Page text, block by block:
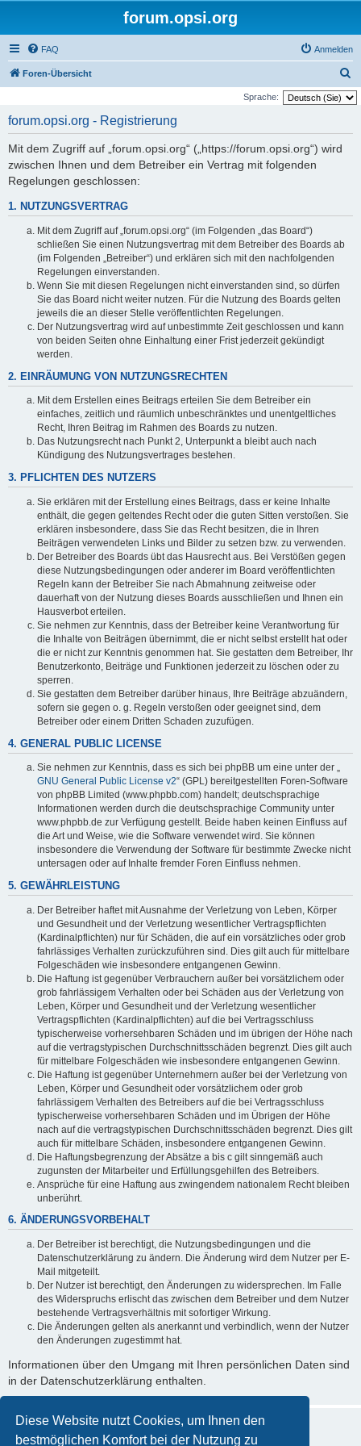
Diese Website nutzt Cookies, um Ihnen den
bestmöglichen Komfort bei der Nutzung zu
forum.opsi.org
FAQ Anmelden
Foren-Übersicht
u
Sprache:
forum.opsi.org - Registrierung
Mit dem Zugriff auf „forum.opsi.org“ („https://forum.opsi.org“) wird
zwischen Ihnen und dem Betreiber ein Vertrag mit folgenden
Regelungen geschlossen:
1. NUTZUNGSVERTRAG
Mit dem Zugriff auf „forum.opsi.org“ (im Folgenden „das Board“)
schließen Sie einen Nutzungsvertrag mit dem Betreiber des Boards ab
(im Folgenden „Betreiber“) und erklären sich mit den nachfolgenden
Regelungen einverstanden.
Wenn Sie mit diesen Regelungen nicht einverstanden sind, so dürfen
Sie das Board nicht weiter nutzen. Für die Nutzung des Boards gelten
jeweils die an dieser Stelle veröffentlichten Regelungen.
Der Nutzungsvertrag wird auf unbestimmte Zeit geschlossen und kann
von beiden Seiten ohne Einhaltung einer Frist jederzeit gekündigt
werden.
2. EINRÄUMUNG VON NUTZUNGSRECHTEN
Mit dem Erstellen eines Beitrags erteilen Sie dem Betreiber ein
einfaches, zeitlich und räumlich unbeschränktes und unentgeltliches
Recht, Ihren Beitrag im Rahmen des Boards zu nutzen.
Das Nutzungsrecht nach Punkt 2, Unterpunkt a bleibt auch nach
Kündigung des Nutzungsvertrages bestehen.
3. PFLICHTEN DES NUTZERS
Sie erklären mit der Erstellung eines Beitrags, dass er keine Inhalte
enthält, die gegen geltendes Recht oder die guten Sitten verstoßen. Sie
erklären insbesondere, dass Sie das Recht besitzen, die in Ihren
Beiträgen verwendeten Links und Bilder zu setzen bzw. zu verwenden.
Der Betreiber des Boards übt das Hausrecht aus. Bei Verstößen gegen
diese Nutzungsbedingungen oder anderer im Board veröffentlichten
Regeln kann der Betreiber Sie nach Abmahnung zeitweise oder
dauerhaft von der Nutzung dieses Boards ausschließen und Ihnen ein
Hausverbot erteilen.
Sie nehmen zur Kenntnis, dass der Betreiber keine Verantwortung für
die Inhalte von Beiträgen übernimmt, die er nicht selbst erstellt hat oder
die er nicht zur Kenntnis genommen hat. Sie gestatten dem Betreiber, Ihr
Benutzerkonto, Beiträge und Funktionen jederzeit zu löschen oder zu
sperren.
Sie gestatten dem Betreiber darüber hinaus, Ihre Beiträge abzuändern,
sofern sie gegen o. g. Regeln verstoßen oder geeignet sind, dem
Betreiber oder einem Dritten Schaden zuzufügen.
4. GENERAL PUBLIC LICENSE
Sie nehmen zur Kenntnis, dass es sich bei phpBB um eine unter der „
GNU General Public License v2“ (GPL) bereitgestellten Foren-Software
von phpBB Limited (www.phpbb.com) handelt; deutschsprachige
Informationen werden durch die deutschsprachige Community unter
www.phpbb.de zur Verfügung gestellt. Beide haben keinen Einfluss auf
die Art und Weise, wie die Software verwendet wird. Sie können
insbesondere die Verwendung der Software für bestimmte Zwecke nicht
untersagen oder auf Inhalte fremder Foren Einfluss nehmen.
5. GEWÄHRLEISTUNG
Der Betreiber haftet mit Ausnahme der Verletzung von Leben, Körper
und Gesundheit und der Verletzung wesentlicher Vertragspflichten
(Kardinalpflichten) nur für Schäden, die auf ein vorsätzliches oder grob
fahrlässiges Verhalten zurückzuführen sind. Dies gilt auch für mittelbare
Folgeschäden wie insbesondere entgangenen Gewinn.
Die Haftung ist gegenüber Verbrauchern außer bei vorsätzlichem oder
grob fahrlässigem Verhalten oder bei Schäden aus der Verletzung von
Leben, Körper und Gesundheit und der Verletzung wesentlicher
Vertragspflichten (Kardinalpflichten) auf die bei Vertragsschluss
typischerweise vorhersehbaren Schäden und im übrigen der Höhe nach
auf die vertragstypischen Durchschnittsschäden begrenzt. Dies gilt auch
für mittelbare Folgeschäden wie insbesondere entgangenen Gewinn.
Die Haftung ist gegenüber Unternehmern außer bei der Verletzung von
Leben, Körper und Gesundheit oder vorsätzlichem oder grob
fahrlässigem Verhalten des Betreibers auf die bei Vertragsschluss
typischerweise vorhersehbaren Schäden und im Übrigen der Höhe
nach auf die vertragstypischen Durchschnittsschäden begrenzt. Dies gilt
auch für mittelbare Schäden, insbesondere entgangenen Gewinn.
Die Haftungsbegrenzung der Absätze a bis c gilt sinngemäß auch
zugunsten der Mitarbeiter und Erfüllungsgehilfen des Betreibers.
Ansprüche für eine Haftung aus zwingendem nationalem Recht bleiben
unberührt.
6. ÄNDERUNGSVORBEHALT
Der Betreiber ist berechtigt, die Nutzungsbedingungen und die
Datenschutzerklärung zu ändern. Die Änderung wird dem Nutzer per E-
Mail mitgeteilt.
Der Nutzer ist berechtigt, den Änderungen zu widersprechen. Im Falle
des Widerspruchs erlischt das zwischen dem Betreiber und dem Nutzer
bestehende Vertragsverhältnis mit sofortiger Wirkung.
Die Änderungen gelten als anerkannt und verbindlich, wenn der Nutzer
den Änderungen zugestimmt hat.
Informationen über den Umgang mit Ihren persönlichen Daten sind
in der Datenschutzerklärung enthalten.